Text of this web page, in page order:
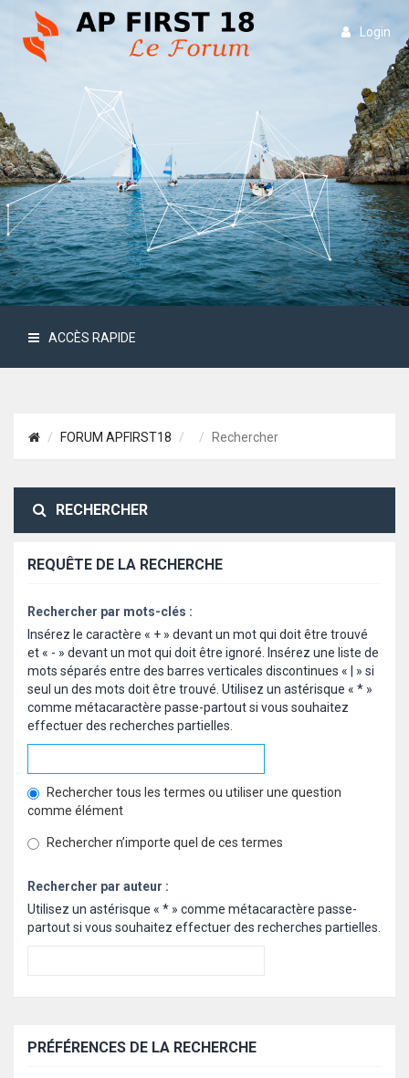
Login
ACCÈS RAPIDE
FORUM APFIRST18 Rechercher
RECHERCHER
REQUÊTE DE LA RECHERCHE
Rechercher par mots-clés :
Insérez le caractère « + » devant un mot qui doit être trouvé
et « - » devant un mot qui doit être ignoré. Insérez une liste de
mots séparés entre des barres verticales discontinues « | » si
seul un des mots doit être trouvé. Utilisez un astérisque « * »
comme métacaractère passe-partout si vous souhaitez
effectuer des recherches partielles.
Rechercher tous les termes ou utiliser une question
comme élément
Rechercher n’importe quel de ces termes
Rechercher par auteur :
Utilisez un astérisque « * » comme métacaractère passe-
partout si vous souhaitez effectuer des recherches partielles.
PRÉFÉRENCES DE LA RECHERCHE